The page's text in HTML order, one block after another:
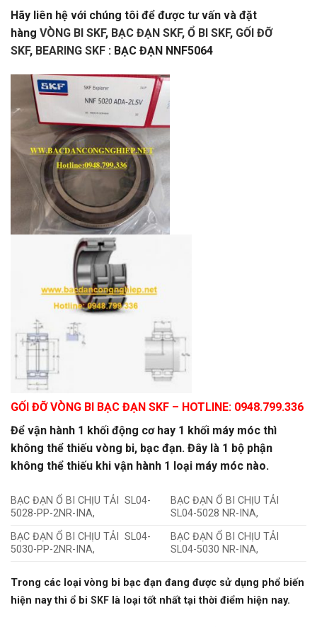
Hãy liên hệ với chúng tôi để được tư vấn và đặt
hàng VÒNG BI SKF, BẠC ĐẠN SKF, Ổ BI SKF, GỐI ĐỠ
SKF, BEARING SKF : BẠC ĐẠN NNF5064
GỐI ĐỠ VÒNG BI BẠC ĐẠN SKF – HOTLINE: 0948.799.336
Để vận hành 1 khối động cơ hay 1 khối máy móc thì
không thể thiếu vòng bi, bạc đạn. Đây là 1 bộ phận
không thể thiếu khi vận hành 1 loại máy móc nào.
BẠC ĐẠN Ổ BI CHỊU TẢI SL04-
5028-PP-2NR-INA,
BẠC ĐẠN Ổ BI CHỊU TẢI
SL04-5028 NR-INA,
BẠC ĐẠN Ổ BI CHỊU TẢI SL04-
5030-PP-2NR-INA,
BẠC ĐẠN Ổ BI CHỊU TẢI
SL04-5030 NR-INA,
Trong các loại vòng bi bạc đạn đang được sử dụng phổ biến
hiện nay thì ổ bi SKF là loại tốt nhất tại thời điểm hiện nay.